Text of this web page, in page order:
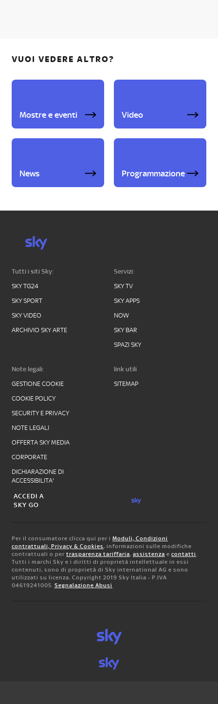
VUOI VEDERE ALTRO?
Mostre e eventi Video
News Programmazione
Tutti i siti Sky:
SKY TG24
SKY SPORT
SKY VIDEO
ARCHIVIO SKY ARTE
Servizi:
SKY TV
SKY APPS
NOW
SKY BAR
SPAZI SKY
Note legali:
GESTIONE COOKIE
COOKIE POLICY
SECURITY E PRIVACY
NOTE LEGALI
OFFERTA SKY MEDIA
CORPORATE
DICHIARAZIONE DI
ACCESSIBILITA'
link utili
SITEMAP
ACCEDI A
SKY GO
Per il consumatore clicca qui per i Moduli, Condizioni
contrattuali, Privacy & Cookies, informazioni sulle modifiche
contrattuali o per trasparenza tariffaria, assistenza e contatti.
Tutti i marchi Sky e i diritti di proprietà intellettuale in essi
contenuti, sono di proprietà di Sky international AG e sono
utilizzati su licenza. Copyright 2019 Sky Italia - P.IVA
04619241005. Segnalazione Abusi